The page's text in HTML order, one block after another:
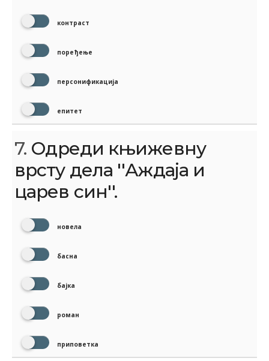
контраст
поређење
персонификација
епитет
7. Одреди књижевну
врсту дела ''Аждаја и
царев син''.
новела
басна
бајка
роман
приповетка